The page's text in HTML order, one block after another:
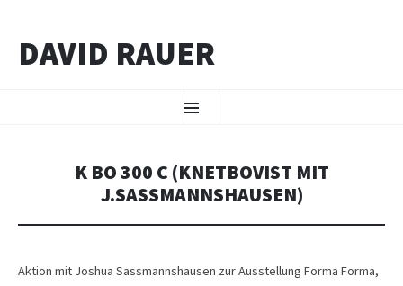
DAVID RAUER
K BO 300 C (KNETBOVIST MIT
J.SASSMANNSHAUSEN)
Aktion mit Joshua Sassmannshausen zur Ausstellung Forma Forma,